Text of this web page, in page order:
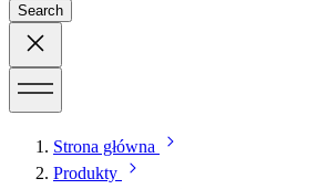
Search
Strona główna
Produkty